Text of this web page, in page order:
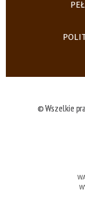
© Wszelkie